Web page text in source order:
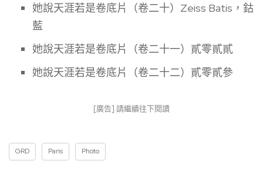
她說天涯若是卷底片（卷二十）Zeiss Batis，鈷
藍
她說天涯若是卷底片（卷二十一）貳零貳貳
她說天涯若是卷底片（卷二十二）貳零貳參
[廣告] 請繼續往下閱讀
GRD Paris Photo